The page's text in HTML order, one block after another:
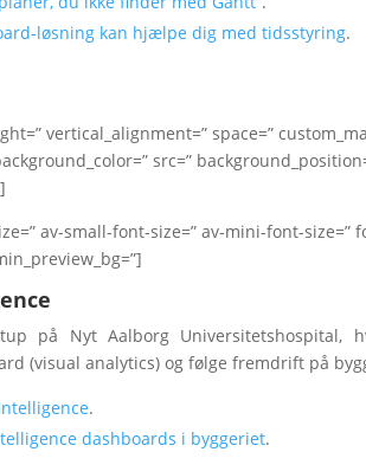
løsning kan hjælpe dig med tidsstyring.
vertical_alignment=” space=”
src=”
av-small-font-size=” av-mini-font-size=”
på Nyt Aalborg Universitetshospital,
(visual analytics) og følge fremdrift på
.
dashboards i byggeriet.